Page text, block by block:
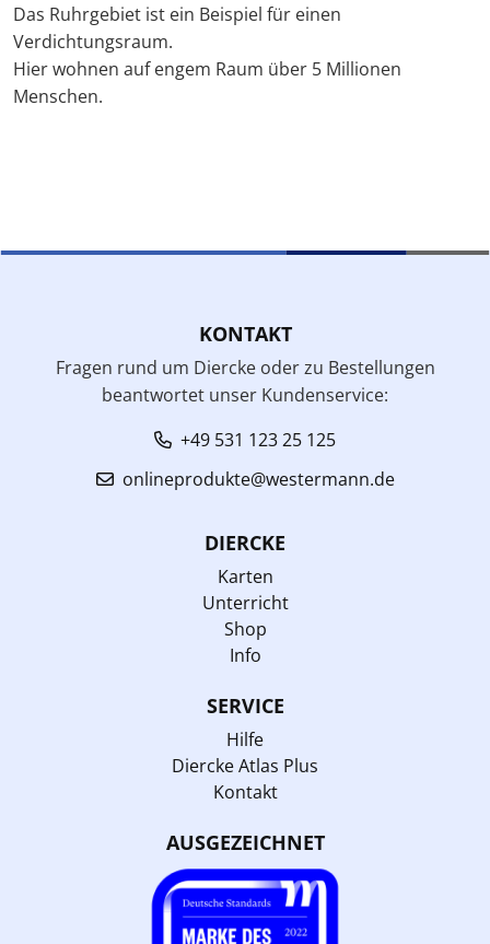
Das Ruhrgebiet ist ein Beispiel für einen
Verdichtungsraum.
Hier wohnen auf engem Raum über 5 Millionen
Menschen.
KONTAKT
Fragen rund um Diercke oder zu Bestellungen
beantwortet unser Kundenservice:
+49 531 123 25 125
onlineprodukte@westermann.de
DIERCKE
Karten
Unterricht
Shop
Info
SERVICE
Hilfe
Diercke Atlas Plus
Kontakt
AUSGEZEICHNET